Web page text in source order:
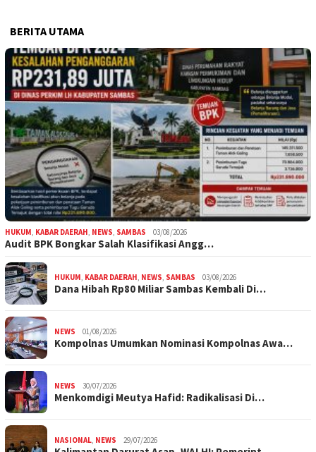
BERITA UTAMA
HUKUM, KABAR DAERAH, NEWS, SAMBAS 03/08/2026
Audit BPK Bongkar Salah Klasifikasi Angg…
HUKUM, KABAR DAERAH, NEWS, SAMBAS 03/08/2026
Dana Hibah Rp80 Miliar Sambas Kembali Di…
NEWS 01/08/2026
Kompolnas Umumkan Nominasi Kompolnas Awa…
NEWS 30/07/2026
Menkomdigi Meutya Hafid: Radikalisasi Di…
NASIONAL, NEWS 29/07/2026